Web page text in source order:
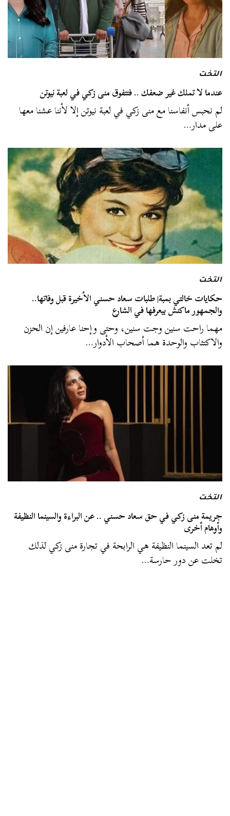
التخت
عندما لا تملك غير ضعفك .. فتتفوق منى زكي في لعبة نيوتن
لم نحبس أنفاسنا مع منى زكي في لعبة نيوتن إلا لأننا عشنا معها
على مدار…
التخت
حكايات خالتي بمبة| طلبات سعاد حسني الأخيرة قبل وفاتها..
والجمهور ماكنش بيعرفها في الشارع
مهما راحت سنين وجت سنين، وحتى وإحنا عارفين إن الحزن
والاكتئاب والوحدة هما أصحاب الأدوار…
التخت
جريمة منى زكي في حق سعاد حسني .. عن البراءة والسينما النظيفة
وأوهام أخرى
لم تعد السينما النظيفة هي الرابحة في تجارة منى زكي لذلك
تخلت عن دور حارسة…